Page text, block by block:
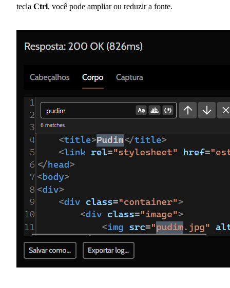
tecla Ctrl, você pode ampliar ou reduzir a fonte.